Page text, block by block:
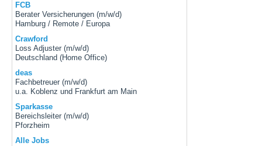
FCB
Berater Versicherungen (m/w/d)
Hamburg / Remote / Europa
Crawford
Loss Adjuster (m/w/d)
Deutschland (Home Office)
deas
Fachbetreuer (m/w/d)
u.a. Koblenz und Frankfurt am Main
Sparkasse
Bereichsleiter (m/w/d)
Pforzheim
Alle Jobs